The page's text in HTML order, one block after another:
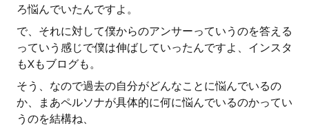
ろ悩んでいたんですよ。
で、それに対して僕からのアンサーっていうのを答える
っていう感じで僕は伸ばしていったんですよ、インスタ
もXもブログも。
そう、なので過去の自分がどんなことに悩んでいるの
か、まあペルソナが具体的に何に悩んでいるのかってい
うのを結構ね、